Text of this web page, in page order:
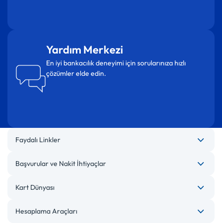
Yardım Merkezi
En iyi bankacılık deneyimi için sorularınıza hızlı
çözümler elde edin.
Faydalı Linkler
Başvurular ve Nakit İhtiyaçlar
Kart Dünyası
Hesaplama Araçları